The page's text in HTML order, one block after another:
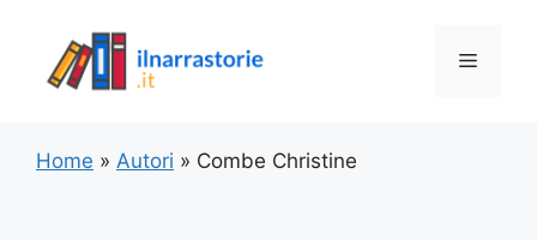
contenuto
Menu
Home » Autori » Combe Christine